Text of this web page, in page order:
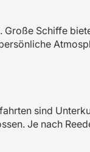
Schiffe
sind
Je nach